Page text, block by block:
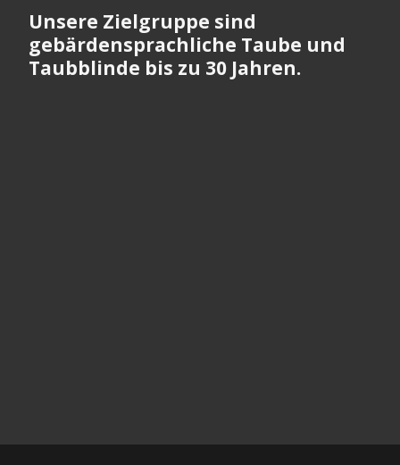
Unsere Zielgruppe sind
gebärdensprachliche Taube und
Taubblinde bis zu 30 Jahren.